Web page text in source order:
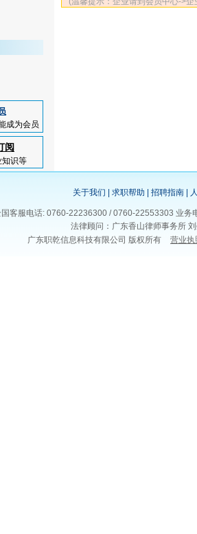
成为会员
阅
知识等
关于我们 求职帮助 招聘指南
国客服电话: 0760-22236300 / 0760-22553303 业
法律顾问：广东香山律师事务所
广东职乾信息科技有限公司 版权所有
营业执